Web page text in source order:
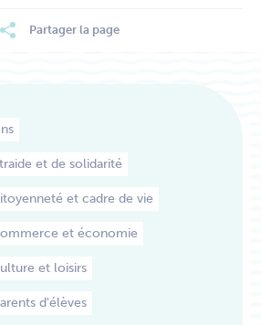
Partager la page
et de solidarité
et cadre de vie
et économie
et loisirs
d'élèves